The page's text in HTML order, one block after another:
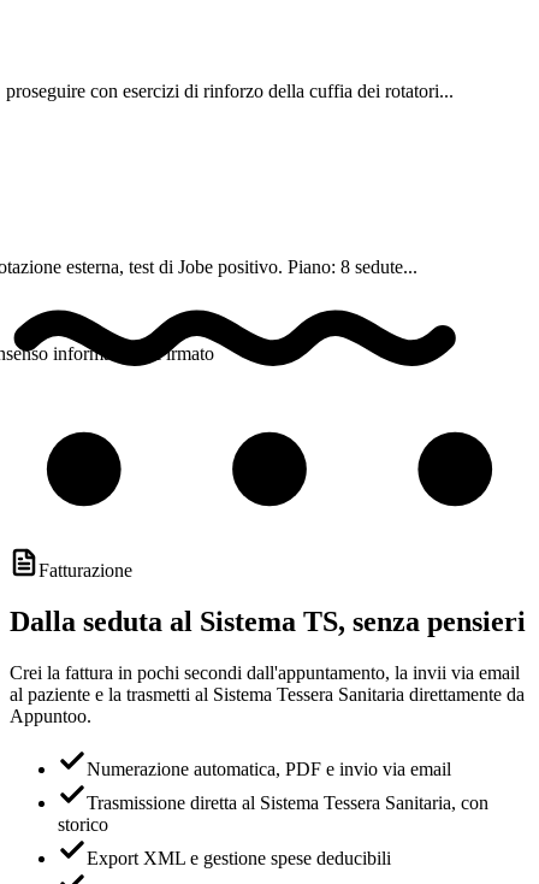
con esercizi di rinforzo della cuffia dei rotatori...
esterna, test di Jobe positivo. Piano: 8 sedute...
informato — Firmato
Fatturazione
Dalla seduta al Sistema TS, senza pensieri
Crei la fattura in pochi secondi dall'appuntamento, la invii via email
al paziente e la trasmetti al Sistema Tessera Sanitaria direttamente da
Appuntoo.
Numerazione automatica, PDF e invio via email
Trasmissione diretta al Sistema Tessera Sanitaria, con
storico
Export XML e gestione spese deducibili